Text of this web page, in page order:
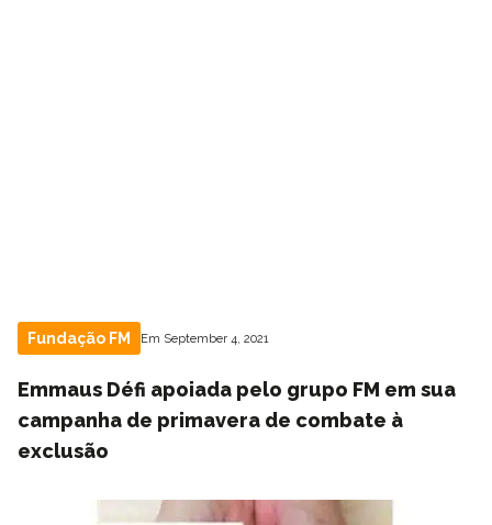
Fundação FM Em September 4, 2021
Emmaus Défi apoiada pelo grupo FM em sua
campanha de primavera de combate à
exclusão